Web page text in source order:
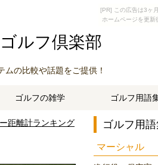
[PR] この広告は3ヶ
ホームページを更新
ルフ倶楽部
ムの比較や話題をご提供！
ゴルフの雑学 ゴルフ用語
ゴルフ用
マーシャル
距離計ランキング